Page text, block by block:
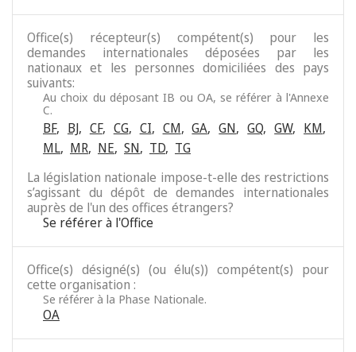
Office(s) récepteur(s) compétent(s) pour les
demandes internationales déposées par les
nationaux et les personnes domiciliées des pays
suivants:
Au choix du déposant IB ou OA, se référer à l'Annexe
C.
BF, BJ, CF, CG, CI, CM, GA, GN, GQ, GW, KM,
ML, MR, NE, SN, TD, TG
La législation nationale impose-t-elle des restrictions
s’agissant du dépôt de demandes internationales
auprès de l'un des offices étrangers?
Se référer à l'Office
Office(s) désigné(s) (ou élu(s)) compétent(s) pour
cette organisation :
Se référer à la Phase Nationale.
OA